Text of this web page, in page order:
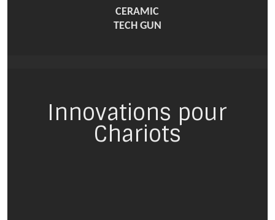
CERAMIC
TECH GUN
Innovations pour
Chariots